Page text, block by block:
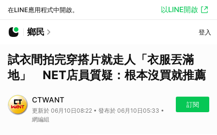
在LINE應用程式中開啟。 以LINE開啟
鄉民 登入
試衣間拍完穿搭片就走人「衣服丟滿
地」 NET店員質疑：根本沒買就推薦
CTWANT
更新於 06月10日08:22 • 發布於 06月10日05:33 •
網編組
訂閱